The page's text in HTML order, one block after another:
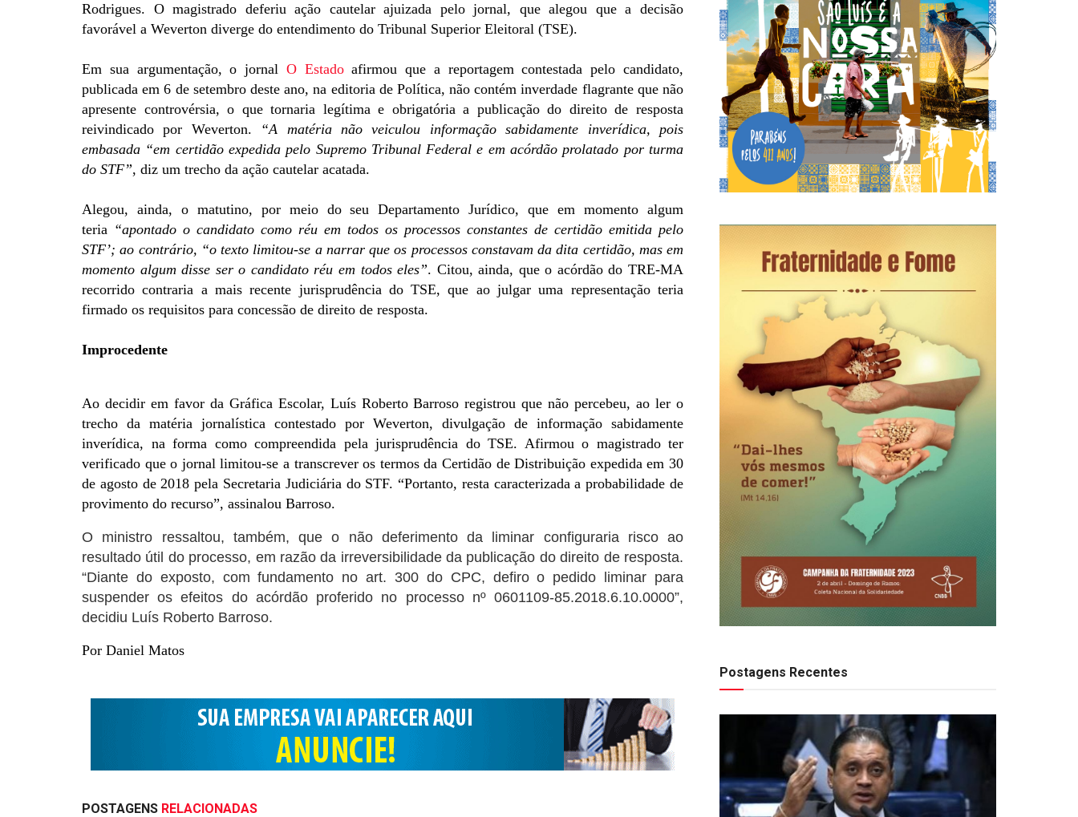
Rodrigues. O magistrado deferiu ação cautelar ajuizada pelo jornal, que alegou que a decisão
favorável a Weverton diverge do entendimento do Tribunal Superior Eleitoral (TSE).
Em sua argumentação, o jornal O Estadoafirmou que a reportagem contestada pelo candidato,
publicada em 6 de setembro deste ano, na editoria de Política, não contém inverdade flagrante que não
apresente controvérsia, o que tornaria legítima e obrigatória a publicação do direito de resposta
reivindicado por Weverton. “A matéria não veiculou informação sabidamente inverídica, pois
embasada “em certidão expedida pelo Supremo Tribunal Federal e em acórdão prolatado por turma
do STF”, diz um trecho da ação cautelar acatada.
Alegou, ainda, o matutino, por meio do seu Departamento Jurídico, que em momento algum
teria “apontado o candidato como réu em todos os processos constantes de certidão emitida pelo
STF’; ao contrário, “o texto limitou-se a narrar que os processos constavam da dita certidão, mas em
momento algum disse ser o candidato réu em todos eles”. Citou, ainda, que o acórdão do TRE-MA
recorrido contraria a mais recente jurisprudência do TSE, que ao julgar uma representação teria
firmado os requisitos para concessão de direito de resposta.
Improcedente
Ao decidir em favor da Gráfica Escolar, Luís Roberto Barroso registrou que não percebeu, ao ler o
trecho da matéria jornalística contestado por Weverton, divulgação de informação sabidamente
inverídica, na forma como compreendida pela jurisprudência do TSE. Afirmou o magistrado ter
verificado que o jornal limitou-se a transcrever os termos da Certidão de Distribuição expedida em 30
de agosto de 2018 pela Secretaria Judiciária do STF. “Portanto, resta caracterizada a probabilidade de
provimento do recurso”, assinalou Barroso.
O ministro ressaltou, também, que o não deferimento da liminar configuraria risco ao
resultado útil do processo, em razão da irreversibilidade da publicação do direito de resposta.
“Diante do exposto, com fundamento no art. 300 do CPC, defiro o pedido liminar para
suspender os efeitos do acórdão proferido no processo nº 0601109-85.2018.6.10.0000”,
decidiu Luís Roberto Barroso.
Por Daniel Matos
POSTAGENS RELACIONADAS
Postagens Recentes